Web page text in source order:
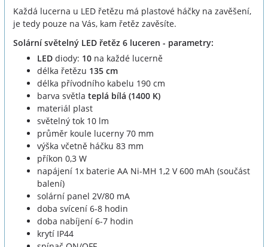
Každá lucerna u LED řetězu má plastové háčky na zavěšení,
je tedy pouze na Vás, kam řetěz zavěsíte.
Solární světelný LED řetěz 6 luceren - parametry:
LED diody: 10 na každé lucerně
délka řetězu 135 cm
délka přívodního kabelu 190 cm
barva světla teplá bílá (1400 K)
materiál plast
světelný tok 10 lm
průměr koule lucerny 70 mm
výška včetně háčku 83 mm
příkon 0,3 W
napájení 1x baterie AA Ni-MH 1,2 V 600 mAh (součást
balení)
solární panel 2V/80 mA
doba svícení 6-8 hodin
doba nabíjení 6-7 hodin
krytí IP44